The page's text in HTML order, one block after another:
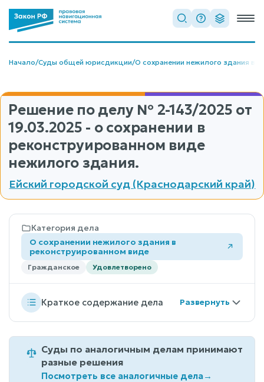
Начало/Суды общей юрисдикции/О сохранении нежилого здания в
Решение по делу № 2-143/2025 от
19.03.2025 - о сохранении в
реконструированном виде
нежилого здания.
Ейский городской суд (Краснодарский край)
Категория дела
О сохранении нежилого здания в
реконструированном виде
Гражданское Удовлетворено
Краткое содержание дела
Суды по аналогичным делам принимают
разные решения
Посмотреть все аналогичные дела→